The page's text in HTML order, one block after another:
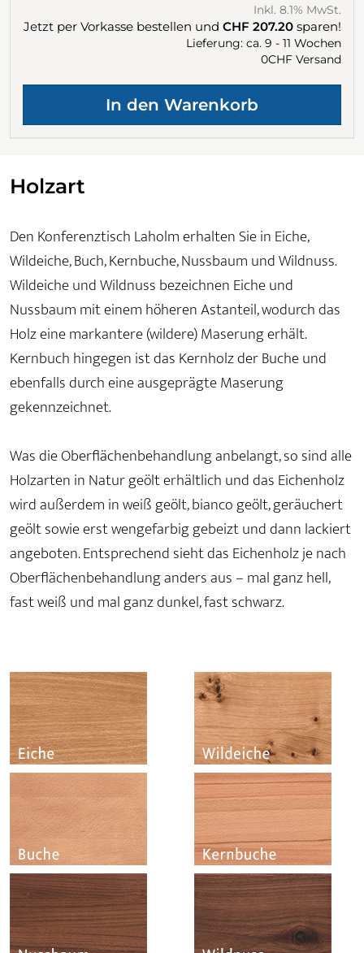
Inkl. 8.1% MwSt.
Jetzt per Vorkasse bestellen und CHF 207.20 sparen!
Lieferung: ca. 9 - 11 Wochen
0CHF Versand
Holzart
Den Konferenztisch Laholm erhalten Sie in Eiche,
Wildeiche, Buch, Kernbuche, Nussbaum und Wildnuss.
Wildeiche und Wildnuss bezeichnen Eiche und
Nussbaum mit einem höheren Astanteil, wodurch das
Holz eine markantere (wildere) Maserung erhält.
Kernbuch hingegen ist das Kernholz der Buche und
ebenfalls durch eine ausgeprägte Maserung
gekennzeichnet.
Was die Oberflächenbehandlung anbelangt, so sind alle
Holzarten in Natur geölt erhältlich und das Eichenholz
wird außerdem in weiß geölt, bianco geölt, geräuchert
geölt sowie erst wengefarbig gebeizt und dann lackiert
angeboten. Entsprechend sieht das Eichenholz je nach
Oberflächenbehandlung anders aus – mal ganz hell,
fast weiß und mal ganz dunkel, fast schwarz.